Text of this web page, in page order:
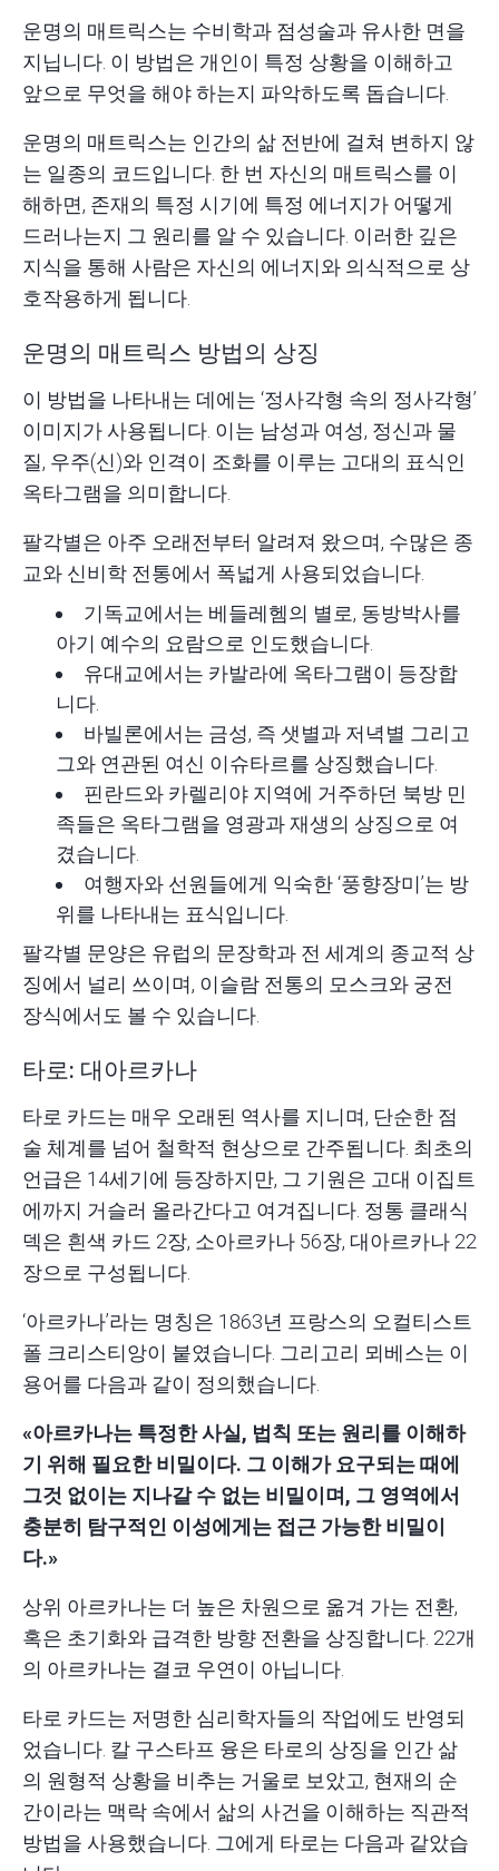
운명의 매트릭스는 수비학과 점성술과 유사한 면을
지닙니다. 이 방법은 개인이 특정 상황을 이해하고
앞으로 무엇을 해야 하는지 파악하도록 돕습니다.
운명의 매트릭스는 인간의 삶 전반에 걸쳐 변하지 않
는 일종의 코드입니다. 한 번 자신의 매트릭스를 이
해하면, 존재의 특정 시기에 특정 에너지가 어떻게
드러나는지 그 원리를 알 수 있습니다. 이러한 깊은
지식을 통해 사람은 자신의 에너지와 의식적으로 상
호작용하게 됩니다.
운명의 매트릭스 방법의 상징
이 방법을 나타내는 데에는 ‘정사각형 속의 정사각형’
이미지가 사용됩니다. 이는 남성과 여성, 정신과 물
질, 우주(신)와 인격이 조화를 이루는 고대의 표식인
옥타그램을 의미합니다.
팔각별은 아주 오래전부터 알려져 왔으며, 수많은 종
교와 신비학 전통에서 폭넓게 사용되었습니다.
기독교에서는 베들레헴의 별로, 동방박사를
아기 예수의 요람으로 인도했습니다.
유대교에서는 카발라에 옥타그램이 등장합
니다.
바빌론에서는 금성, 즉 샛별과 저녁별 그리고
그와 연관된 여신 이슈타르를 상징했습니다.
핀란드와 카렐리야 지역에 거주하던 북방 민
족들은 옥타그램을 영광과 재생의 상징으로 여
겼습니다.
여행자와 선원들에게 익숙한 ‘풍향장미’는 방
위를 나타내는 표식입니다.
팔각별 문양은 유럽의 문장학과 전 세계의 종교적 상
징에서 널리 쓰이며, 이슬람 전통의 모스크와 궁전
장식에서도 볼 수 있습니다.
타로: 대아르카나
타로 카드는 매우 오래된 역사를 지니며, 단순한 점
술 체계를 넘어 철학적 현상으로 간주됩니다. 최초의
언급은 14세기에 등장하지만, 그 기원은 고대 이집트
에까지 거슬러 올라간다고 여겨집니다. 정통 클래식
덱은 흰색 카드 2장, 소아르카나 56장, 대아르카나 22
장으로 구성됩니다.
‘아르카나’라는 명칭은 1863년 프랑스의 오컬티스트
폴 크리스티앙이 붙였습니다. 그리고리 뫼베스는 이
용어를 다음과 같이 정의했습니다.
«아르카나는 특정한 사실, 법칙 또는 원리를 이해하
기 위해 필요한 비밀이다. 그 이해가 요구되는 때에
그것 없이는 지나갈 수 없는 비밀이며, 그 영역에서
충분히 탐구적인 이성에게는 접근 가능한 비밀이
다.»
상위 아르카나는 더 높은 차원으로 옮겨 가는 전환,
혹은 초기화와 급격한 방향 전환을 상징합니다. 22개
의 아르카나는 결코 우연이 아닙니다.
타로 카드는 저명한 심리학자들의 작업에도 반영되
었습니다. 칼 구스타프 융은 타로의 상징을 인간 삶
의 원형적 상황을 비추는 거울로 보았고, 현재의 순
간이라는 맥락 속에서 삶의 사건을 이해하는 직관적
방법을 사용했습니다. 그에게 타로는 다음과 같았습